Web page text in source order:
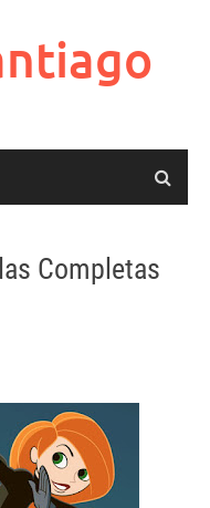
Completas